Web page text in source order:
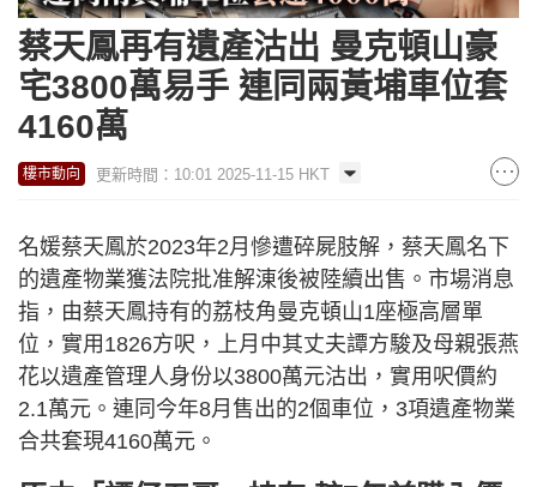
蔡天鳳再有遺產沽出 曼克頓山豪
宅3800萬易手 連同兩黃埔車位套
4160萬
樓市動向 更新時間：10:01 2025-11-15 HKT
名媛蔡天鳳於2023年2月慘遭碎屍肢解，蔡天鳳名下
的遺產物業獲法院批准解涷後被陸續出售。市場消息
指，由蔡天鳳持有的荔枝角曼克頓山1座極高層單
位，實用1826方呎，上月中其丈夫譚方駿及母親張燕
花以遺產管理人身份以3800萬元沽出，實用呎價約
2.1萬元。連同今年8月售出的2個車位，3項遺產物業
合共套現4160萬元。